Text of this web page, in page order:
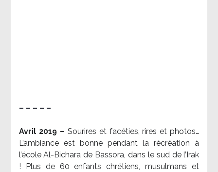
– – – – –
Avril 2019 – Sourires et facéties, rires et photos…
L’ambiance est bonne pendant la récréation à
l’école Al-Bichara de Bassora, dans le sud de l’Irak
! Plus de 60 enfants chrétiens, musulmans et